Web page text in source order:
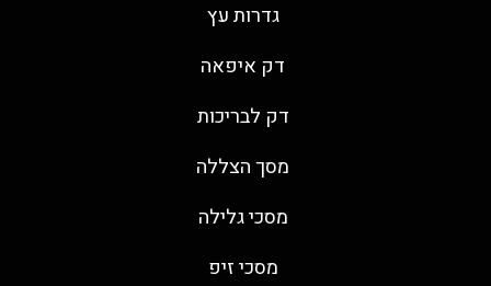
גדרות עץ
דק איפאה
דק לבריכות
מסך הצללה
מסכי גלילה
מסכי זיפ